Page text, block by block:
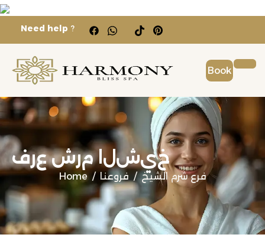
Need help ?
Book
فرع شرم الشيخ
Home فروعنا فرع شرم الشيخ